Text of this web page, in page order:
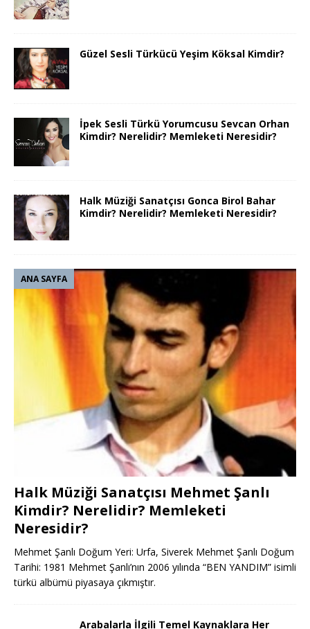
Güzel Sesli Türkücü Yeşim Köksal Kimdir?
İpek Sesli Türkü Yorumcusu Sevcan Orhan
Kimdir? Nerelidir? Memleketi Neresidir?
Halk Müziği Sanatçısı Gonca Birol Bahar
Kimdir? Nerelidir? Memleketi Neresidir?
Halk Müziği Sanatçısı Mehmet Şanlı
Kimdir? Nerelidir? Memleketi
Neresidir?
ANA SAYFA
Mehmet Şanlı Doğum Yeri: Urfa, Siverek Mehmet Şanlı Doğum
Tarihi: 1981 Mehmet Şanlı’nın 2006 yılında “BEN YANDIM” isimli
türkü albümü piyasaya çıkmıştır.
Arabalarla İlgili Temel Kaynaklara Her